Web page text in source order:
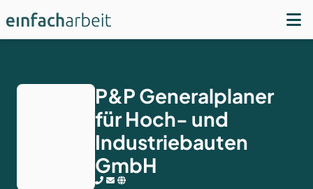
P&P Generalplaner
für Hoch- und
Industriebauten
GmbH